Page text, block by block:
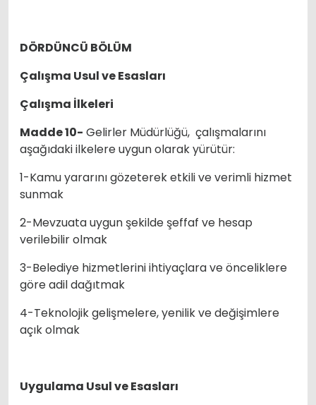
DÖRDÜNCÜ BÖLÜM
Çalışma Usul ve Esasları
Çalışma İlkeleri
Madde 10- Gelirler Müdürlüğü, çalışmalarını
aşağıdaki ilkelere uygun olarak yürütür:
1-Kamu yararını gözeterek etkili ve verimli hizmet
sunmak
2-Mevzuata uygun şekilde şeffaf ve hesap
verilebilir olmak
3-Belediye hizmetlerini ihtiyaçlara ve önceliklere
göre adil dağıtmak
4-Teknolojik gelişmelere, yenilik ve değişimlere
açık olmak
Uygulama Usul ve Esasları